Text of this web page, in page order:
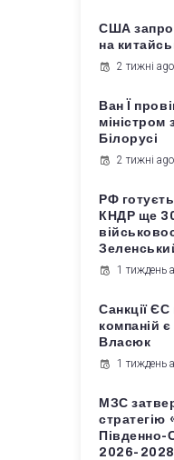
США
на
2 тижні ago
Ван Ї
міністром
Білорусі
2 тижні ago
РФ
КНДР ще
1 тиждень
Санкції
компаній
Власюк
1 тиждень
МЗС
стратегію
Південно-
2026-